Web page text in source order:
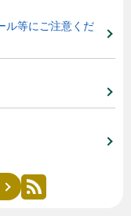
ル等にご注意くだ